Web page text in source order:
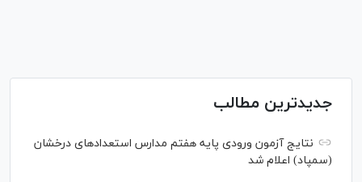
جدیدترین مطالب
نتایج آزمون ورودی پایه هفتم مدارس استعدادهای درخشان
(سمپاد) اعلام شد